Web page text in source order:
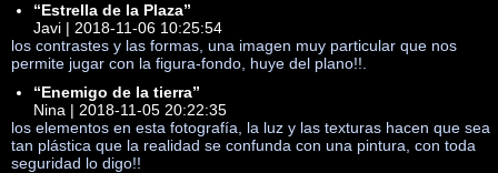
“Estrella de la Plaza”
Javi | 2018-11-06 10:25:54
los contrastes y las formas, una imagen muy particular que nos
permite jugar con la figura-fondo, huye del plano!!.
“Enemigo de la tierra”
Nina | 2018-11-05 20:22:35
los elementos en esta fotografía, la luz y las texturas hacen que sea
tan plástica que la realidad se confunda con una pintura, con toda
seguridad lo digo!!